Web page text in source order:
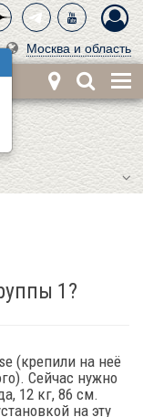
Москва и область
1?
(крепили на неё
Сейчас нужно
12 кг, 86 см.
на эту